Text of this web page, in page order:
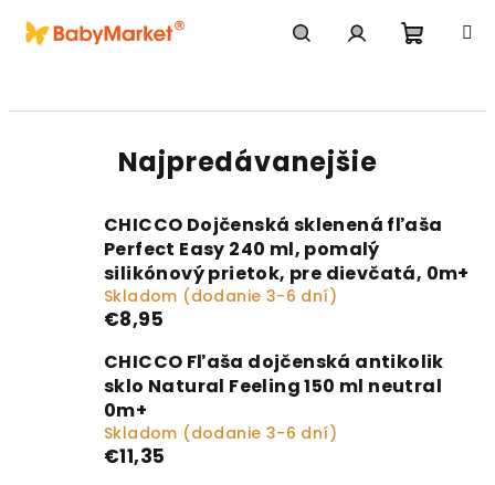
Najpredávanejšie
CHICCO Dojčenská sklenená fľaša
Perfect Easy 240 ml, pomalý
silikónový prietok, pre dievčatá, 0m+
Skladom (dodanie 3-6 dní)
€8,95
CHICCO Fľaša dojčenská antikolik
sklo Natural Feeling 150 ml neutral
0m+
Skladom (dodanie 3-6 dní)
€11,35